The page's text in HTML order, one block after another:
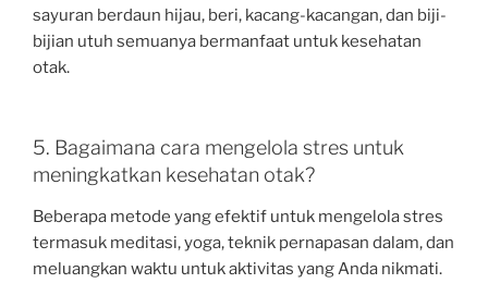
sayuran berdaun hijau, beri, kacang-kacangan, dan biji-
bijian utuh semuanya bermanfaat untuk kesehatan
otak.
5. Bagaimana cara mengelola stres untuk
meningkatkan kesehatan otak?
Beberapa metode yang efektif untuk mengelola stres
termasuk meditasi, yoga, teknik pernapasan dalam, dan
meluangkan waktu untuk aktivitas yang Anda nikmati.